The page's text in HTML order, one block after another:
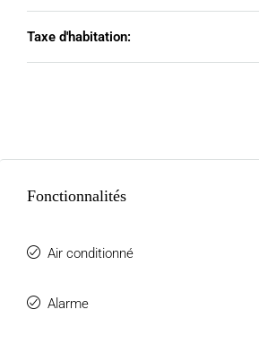
Taxe d'habitation:
Fonctionnalités
Air conditionné
Alarme